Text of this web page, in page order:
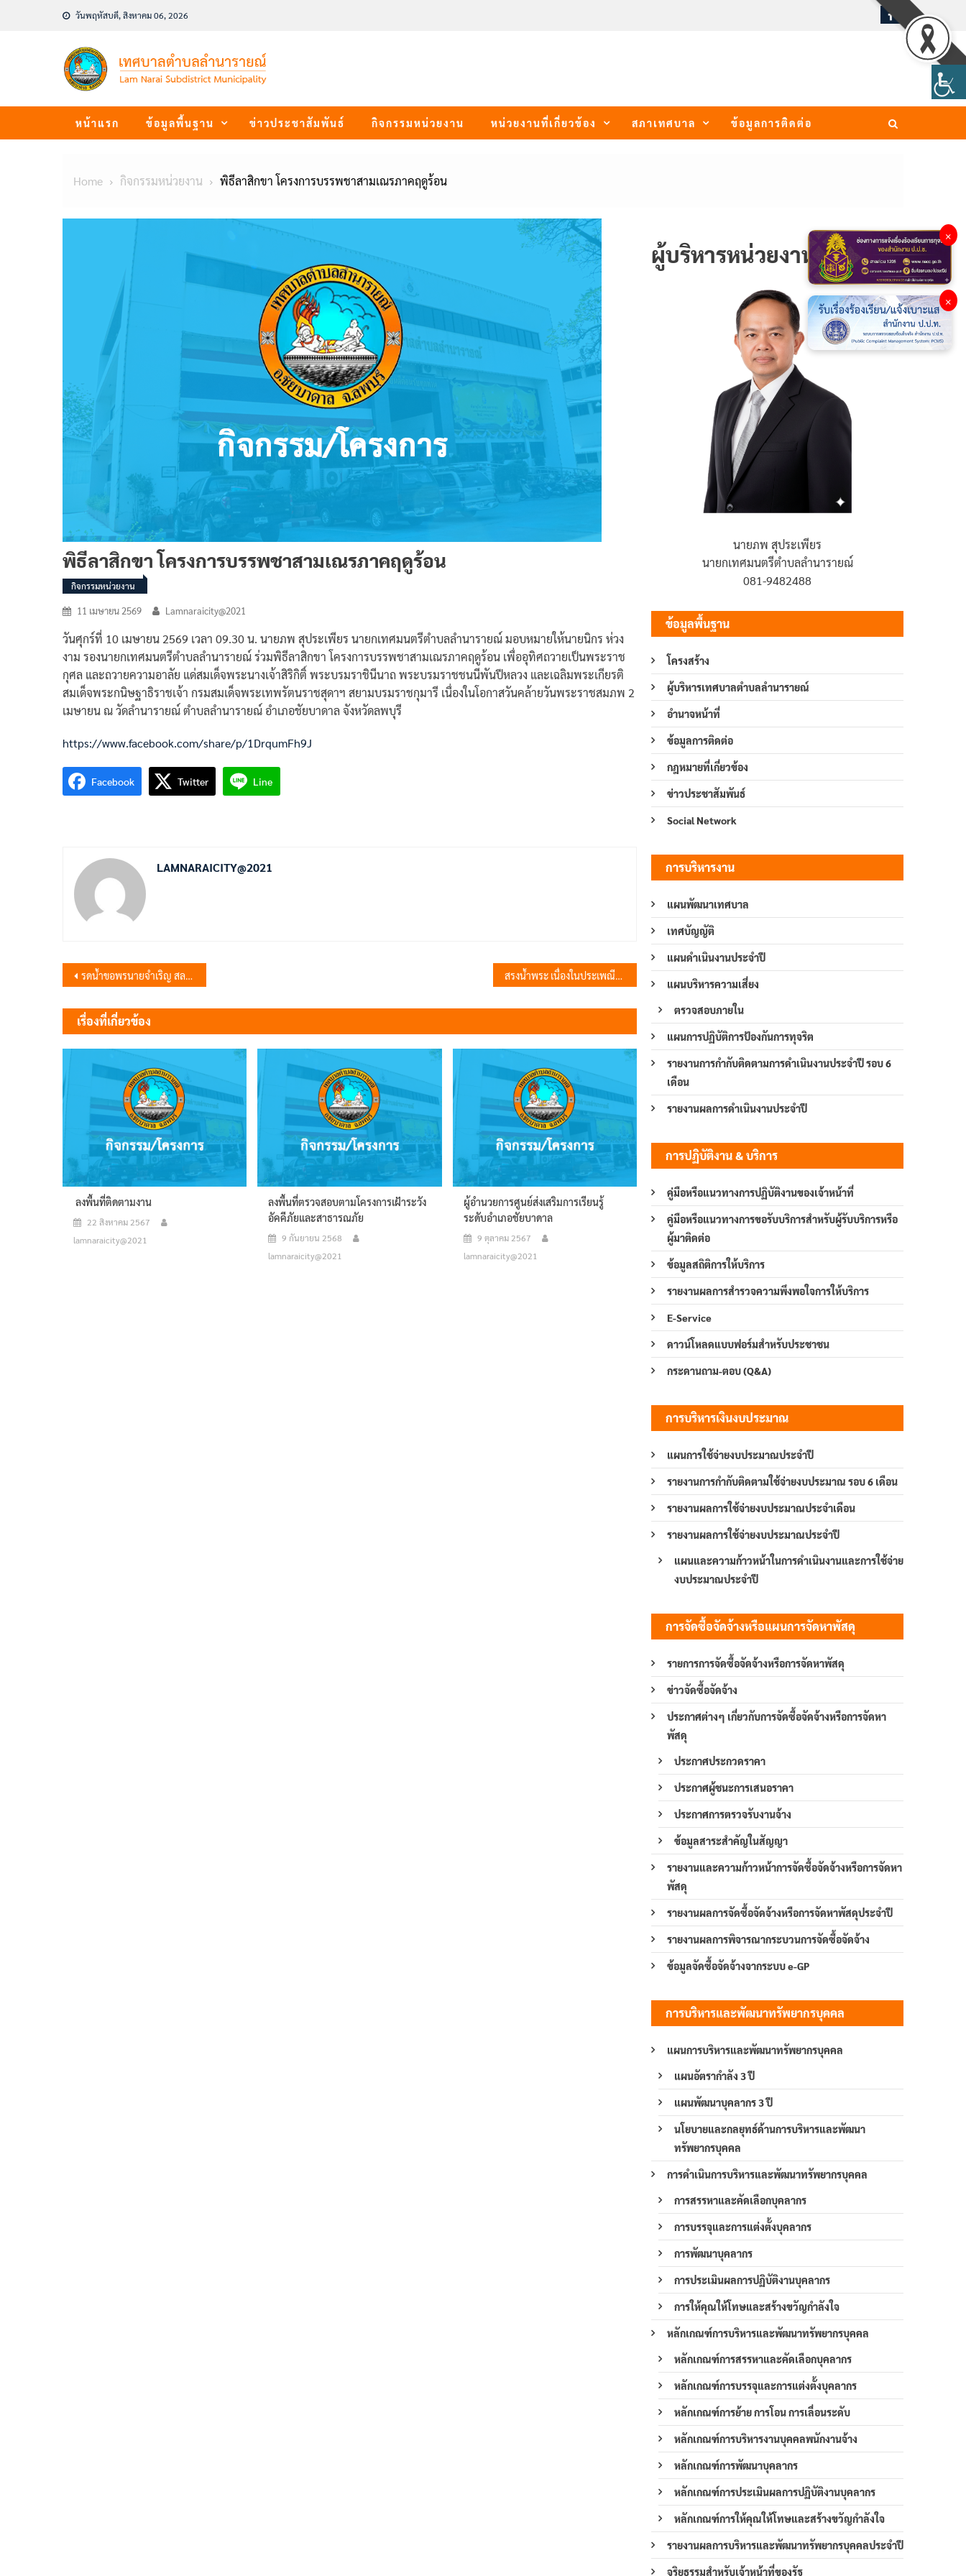
วันพฤหัสบดี, สิงหาคม 06, 2026
หน้าแรก ข้อมูลพื้นฐาน ข่าวประชาสัมพันธ์ กิจกรรมหน่วยงาน หน่วยงานที่เกี่ยวข้อง สภาเทศบาล ข้อมูลการติดต่อ
Home กิจกรรมหน่วยงาน พิธีลาสิกขา โครงการบรรพชาสามเณรภาคฤดูร้อน
พิธีลาสิกขา โครงการบรรพชาสามเณรภาคฤดูร้อน
กิจกรรมหน่วยงาน
11 เมษายน 2569 Lamnaraicity@2021
วันศุกร์ที่ 10 เมษายน 2569 เวลา 09.30 น. นายภพ สุประเพียร นายกเทศมนตรีตำบลลำนารายณ์ มอบหมายให้นายนิกร ห่วง
งาม รองนายกเทศมนตรีตำบลลำนารายณ์ ร่วมพิธีลาสิกขา โครงการบรรพชาสามเณรภาคฤดูร้อน เพื่ออุทิศถวายเป็นพระราช
กุศล และถวายความอาลัย แด่สมเด็จพระนางเจ้าสิริกิติ์ พระบรมราชินีนาถ พระบรมราชชนนีพันปีหลวง และเฉลิมพระเกียรติ
สมเด็จพระกนิษฐาธิราชเจ้า กรมสมเด็จพระเทพรัตนราชสุดาฯ สยามบรมราชกุมารี เนื่องในโอกาสวันคล้ายวันพระราชสมภพ 2
เมษายน ณ วัดลำนารายณ์ ตำบลลำนารายณ์ อำเภอชัยบาดาล จังหวัดลพบุรี
https://www.facebook.com/share/p/1DrqumFh9J
Facebook Twitter Line
LAMNARAICITY@2021
แนะแนว
เรื่อง
รดน้ำขอพรนายจำเริญ สละชีพ นายกเทศมนตรีเมืองลพบุรี เนื่องในประเพณีสงกรานต์ ประจำปี 2569 สรงน้ำพระ เนื่องในประเพณีสงกรานต์ ประจำปี 2569 ตลาดนัดชาญชัย (บ่อหิน)
เรื่องที่เกี่ยวข้อง
ลงพื้นที่ติดตามงาน
22 สิงหาคม 2567
lamnaraicity@2021
ลงพื้นที่ตรวจสอบตามโครงการเฝ้าระวัง
อัคคีภัยและสาธารณภัย
9 กันยายน 2568
lamnaraicity@2021
ผู้อำนวยการศูนย์ส่งเสริมการเรียนรู้
ระดับอำเภอชัยบาดาล
9 ตุลาคม 2567
lamnaraicity@2021
ผู้บริหารหน่วยงาน
นายภพ สุประเพียร
นายกเทศมนตรีตำบลลำนารายณ์
081-9482488
ข้อมูลพื้นฐาน
โครงสร้าง
ผู้บริหารเทศบาลตำบลลำนารายณ์
อำนาจหน้าที่
ข้อมูลการติดต่อ
กฎหมายที่เกี่ยวข้อง
ข่าวประชาสัมพันธ์
Social Network
การบริหารงาน
แผนพัฒนาเทศบาล
เทศบัญญัติ
แผนดำเนินงานประจำปี
แผนบริหารความเสี่ยง
ตรวจสอบภายใน
แผนการปฏิบัติการป้องกันการทุจริต
รายงานการกำกับติดตามการดำเนินงานประจำปี รอบ 6
เดือน
รายงานผลการดำเนินงานประจำปี
การปฏิบัติงาน & บริการ
คู่มือหรือแนวทางการปฏิบัติงานของเจ้าหน้าที่
คู่มือหรือแนวทางการขอรับบริการสำหรับผู้รับบริการหรือ
ผู้มาติดต่อ
ข้อมูลสถิติการให้บริการ
รายงานผลการสำรวจความพึงพอใจการให้บริการ
E-Service
ดาวน์โหลดแบบฟอร์มสำหรับประชาชน
กระดานถาม-ตอบ (Q&A)
การบริหารเงินงบประมาณ
แผนการใช้จ่ายงบประมาณประจำปี
รายงานการกำกับติดตามใช้จ่ายงบประมาณ รอบ 6 เดือน
รายงานผลการใช้จ่ายงบประมาณประจำเดือน
รายงานผลการใช้จ่ายงบประมาณประจำปี
แผนและความก้าวหน้าในการดำเนินงานและการใช้จ่าย
งบประมาณประจำปี
การจัดซื้อจัดจ้างหรือแผนการจัดหาพัสดุ
รายการการจัดซื้อจัดจ้างหรือการจัดหาพัสดุ
ข่าวจัดซื้อจัดจ้าง
ประกาศต่างๆ เกี่ยวกับการจัดซื้อจัดจ้างหรือการจัดหา
พัสดุ
ประกาศประกวดราคา
ประกาศผู้ชนะการเสนอราคา
ประกาศการตรวจรับงานจ้าง
ข้อมูลสาระสำคัญในสัญญา
รายงานและความก้าวหน้าการจัดซื้อจัดจ้างหรือการจัดหา
พัสดุ
รายงานผลการจัดซื้อจัดจ้างหรือการจัดหาพัสดุประจำปี
รายงานผลการพิจารณากระบวนการจัดซื้อจัดจ้าง
ข้อมูลจัดซื้อจัดจ้างจากระบบ e-GP
การบริหารและพัฒนาทรัพยากรบุคคล
แผนการบริหารและพัฒนาทรัพยากรบุคคล
แผนอัตรากำลัง 3 ปี
แผนพัฒนาบุคลากร 3 ปี
นโยบายและกลยุทธ์ด้านการบริหารและพัฒนา
ทรัพยากรบุคคล
การดำเนินการบริหารและพัฒนาทรัพยากรบุคคล
การสรรหาและคัดเลือกบุคลากร
การบรรจุและการแต่งตั้งบุคลากร
การพัฒนาบุคลากร
การประเมินผลการปฏิบัติงานบุคลากร
การให้คุณให้โทษและสร้างขวัญกำลังใจ
หลักเกณฑ์การบริหารและพัฒนาทรัพยากรบุคคล
หลักเกณฑ์การสรรหาและคัดเลือกบุคลากร
หลักเกณฑ์การบรรจุและการแต่งตั้งบุคลากร
หลักเกณฑ์การย้าย การโอน การเลื่อนระดับ
หลักเกณฑ์การบริหารงานบุคคลพนักงานจ้าง
หลักเกณฑ์การพัฒนาบุคลากร
หลักเกณฑ์การประเมินผลการปฏิบัติงานบุคลากร
หลักเกณฑ์การให้คุณให้โทษและสร้างขวัญกำลังใจ
รายงานผลการบริหารและพัฒนาทรัพยากรบุคคลประจำปี
จริยธรรมสำหรับเจ้าหน้าที่ของรัฐ
×
×